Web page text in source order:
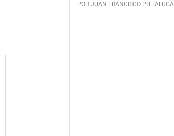
POR JUAN FRANCISCO PITTALUGA